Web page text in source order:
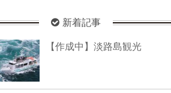
新着記事
【作成中】淡路島観光